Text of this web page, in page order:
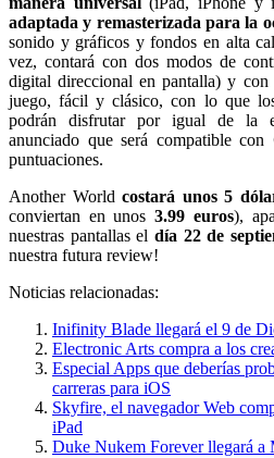
adaptada y remasterizada para la
sonido y gráficos y fondos en alta
vez, contará con dos modos de
digital direccional en pantalla) y con
juego, fácil y clásico, con lo que
podrán disfrutar por igual de la
anunciado que será compatible con
puntuaciones.
Another World costará unos 5
conviertan en unos3.99 euros),
nuestras pantallas el día 22 de
nuestra futura review!
Noticias relacionadas:
Inifinity Blade llegará el 9 de
Electronic Arts compra a los
Especial Apps que deberías
carreras para iOS
Skyfire, el navegador Web
iPad
Duke Nukem Forever llegará a